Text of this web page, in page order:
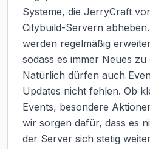
Systeme, die JerryCraft
Citybuild-Servern
werden regelmäßig
sodass es immer Neues zu
Natürlich dürfen auch
Updates nicht fehlen. Ob
Events, besondere
wir sorgen dafür, dass es
der Server sich stetig